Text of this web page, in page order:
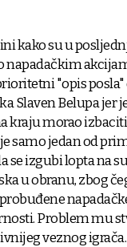
kako su u
napadačkim
"opis
Slaven Belupa
kraju morao
samo jedan od
se izgubi lopta na
u obranu, zbog
Problem mu
veznog